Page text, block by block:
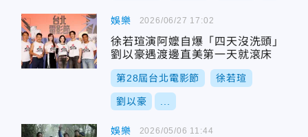
娛樂
徐若瑄演阿嬤自爆「四天沒洗頭」
劉以豪遇渡邊直美第一天就滾床
第28屆台北電影節 徐若瑄
劉以豪
2026/06/27 17:02
娛樂 2026/05/06 11:44